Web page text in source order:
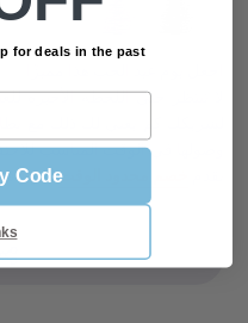
لا تنتظر حتى اللحظة الأخيرة
وصولها في الوقت المناسب
خصم محدود الوقتلشهر
for deals in the past
Code